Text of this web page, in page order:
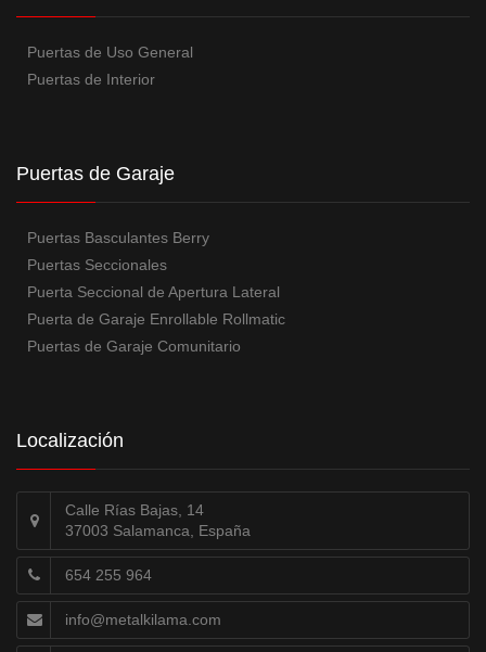
Puertas de Uso General
Puertas de Interior
Puertas de Garaje
Puertas Basculantes Berry
Puertas Seccionales
Puerta Seccional de Apertura Lateral
Puerta de Garaje Enrollable Rollmatic
Puertas de Garaje Comunitario
Localización
Calle Rías Bajas, 14
37003 Salamanca, España
654 255 964
info@metalkilama.com